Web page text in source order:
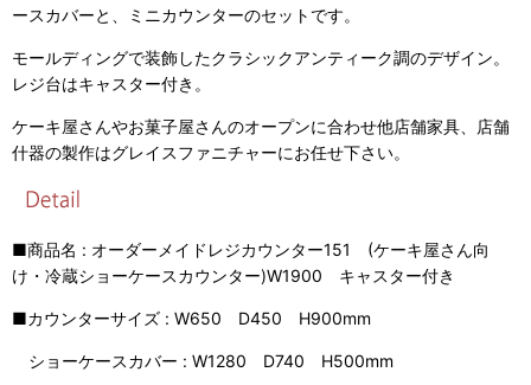
ースカバーと、ミニカウンターのセットです。
モールディングで装飾したクラシックアンティーク調のデザイン。
レジ台はキャスター付き。
ケーキ屋さんやお菓子屋さんのオープンに合わせ他店舗家具、店舗
什器の製作はグレイスファニチャーにお任せ下さい。
■商品名 : オーダーメイドレジカウンター151 (ケーキ屋さん向
け・冷蔵ショーケースカウンター)W1900 キャスター付き
■カウンターサイズ : W650 D450 H900mm
ショーケースカバー : W1280 D740 H500mm